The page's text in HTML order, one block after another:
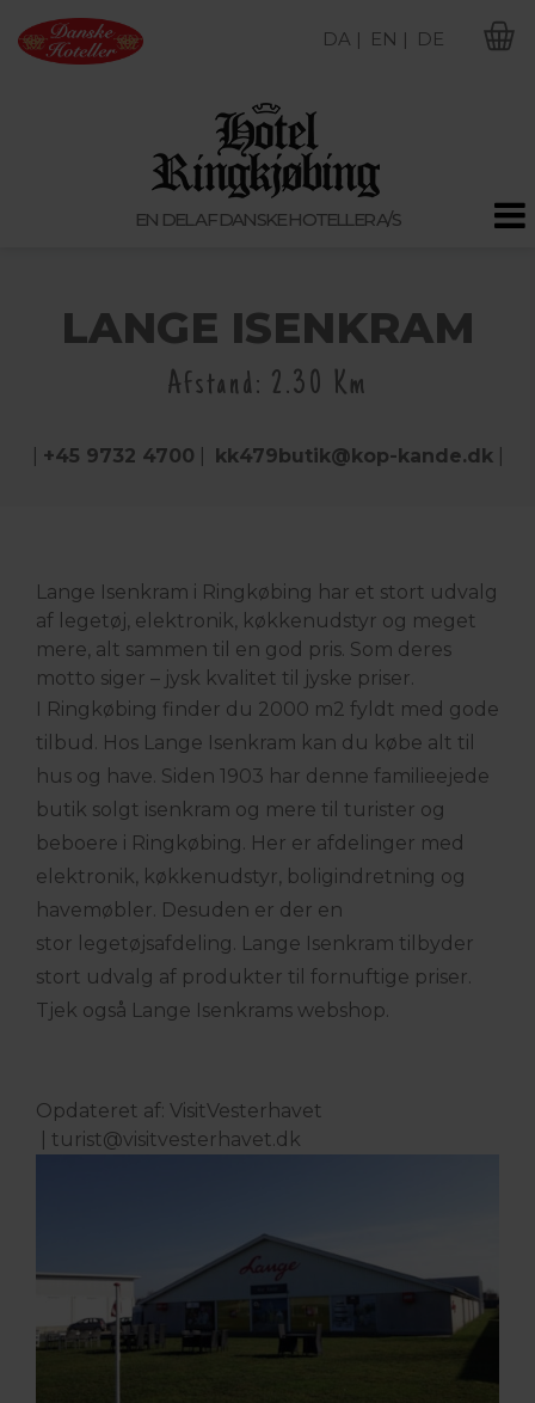
EN DEL AF DANSKE HOTELLER A/S
DA | EN | DE
LANGE ISENKRAM
Afstand: 2.30 Km
+45 9732 4700 kk479butik@kop-kande.dk|
Lange Isenkram i Ringkøbing har et stort udvalg
af legetøj, elektronik, køkkenudstyr og meget
mere, alt sammen til en god pris. Som deres
motto siger – jysk kvalitet til jyske priser.
I Ringkøbing finder du 2000 m2 fyldt med gode
tilbud. Hos Lange Isenkram kan du købe alt til
hus og have. Siden 1903 har denne familieejede
butik solgt isenkram og mere til turister og
beboere i Ringkøbing. Her er afdelinger med
elektronik, køkkenudstyr, boligindretning og
havemøbler. Desuden er der en
stor legetøjsafdeling. Lange Isenkram tilbyder
stort udvalg af produkter til fornuftige priser.
Tjek også Lange Isenkrams webshop.
Opdateret af: VisitVesterhavet
turist@visitvesterhavet.dk